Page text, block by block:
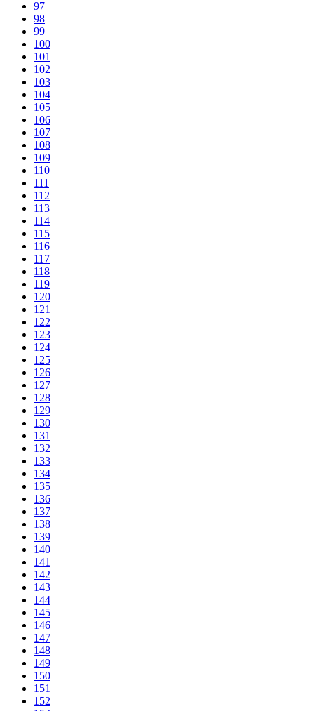
97
98
99
100
101
102
103
104
105
106
107
108
109
110
111
112
113
114
115
116
117
118
119
120
121
122
123
124
125
126
127
128
129
130
131
132
133
134
135
136
137
138
139
140
141
142
143
144
145
146
147
148
149
150
151
152